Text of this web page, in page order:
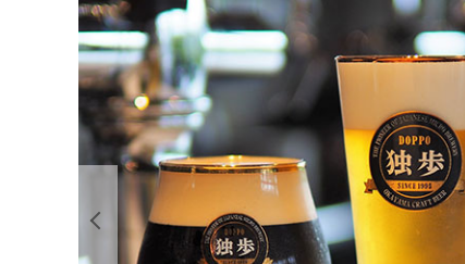
前の画像を表示する